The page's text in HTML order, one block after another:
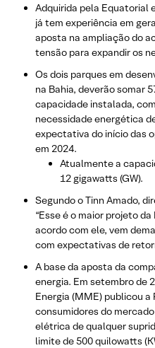
Adquirida pela Equatorial
já tem experiência em
aposta na ampliação do
tensão para expandir os
Os dois parques em
na Bahia, deverão somar
capacidade instalada,
necessidade energética
expectativa do início das
em 2024.
Atualmente a
12 gigawatts (GW).
Segundo o Tinn Amado,
“Esse é o maior projeto
acordo com ele, vem
com expectativas de
A base da aposta da
energia. Em setembro de
Energia (MME) publicou a
consumidores do
elétrica de qualquer
limite de 500 quilowatts